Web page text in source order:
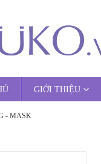
GIỚI THIỆU
- MASK